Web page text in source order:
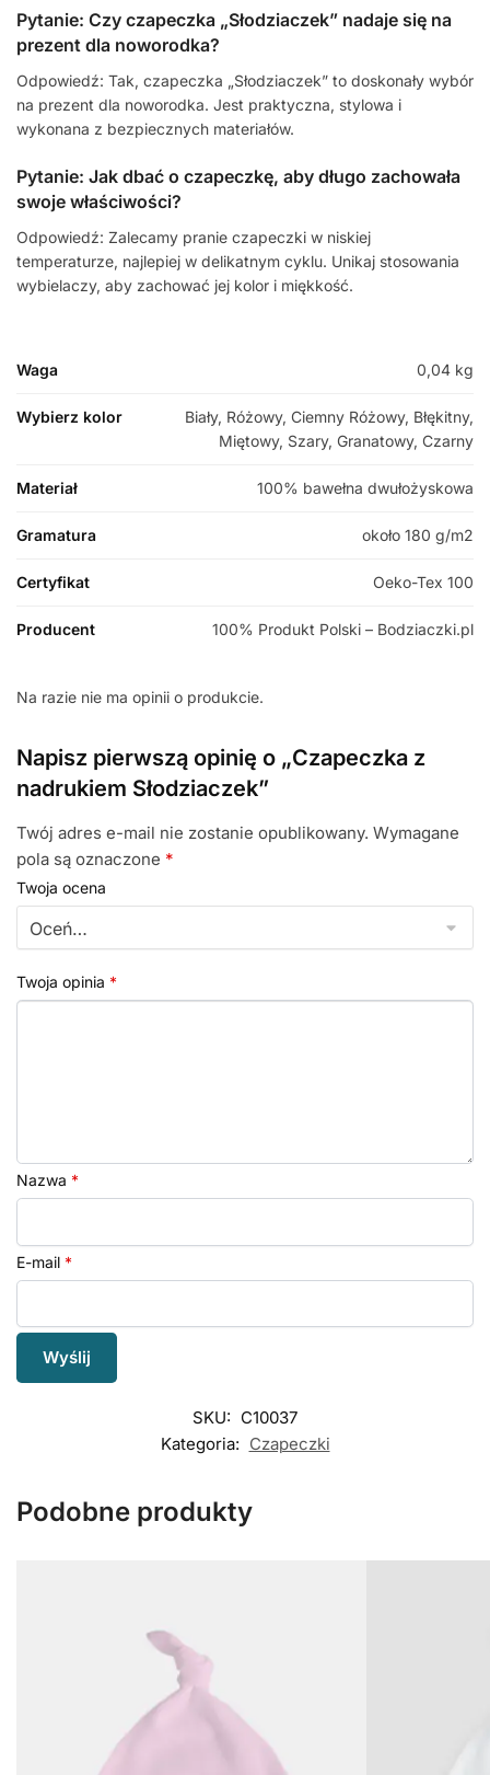
Pytanie: Czy czapeczka „Słodziaczek” nadaje się na
prezent dla noworodka?
Odpowiedź: Tak, czapeczka „Słodziaczek” to doskonały wybór
na prezent dla noworodka. Jest praktyczna, stylowa i
wykonana z bezpiecznych materiałów.
Pytanie: Jak dbać o czapeczkę, aby długo zachowała
swoje właściwości?
Odpowiedź: Zalecamy pranie czapeczki w niskiej
temperaturze, najlepiej w delikatnym cyklu. Unikaj stosowania
wybielaczy, aby zachować jej kolor i miękkość.
Waga 0,04 kg
Wybierz kolor
Biały, Różowy, Ciemny Różowy, Błękitny,
Miętowy, Szary, Granatowy, Czarny
Materiał 100% bawełna dwułożyskowa
Gramatura około 180 g/m2
Certyfikat Oeko-Tex 100
Producent 100% Produkt Polski – Bodziaczki.pl
Na razie nie ma opinii o produkcie.
Napisz pierwszą opinię o „Czapeczka z
nadrukiem Słodziaczek”
Twój adres e-mail nie zostanie opublikowany. Wymagane
pola są oznaczone *
Twoja ocena
Twoja opinia *
Nazwa *
E-mail *
SKU: C10037
Kategoria: Czapeczki
Podobne produkty